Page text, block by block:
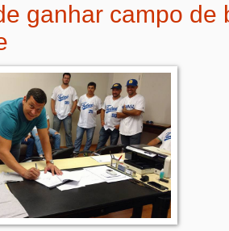
ganhar campo de